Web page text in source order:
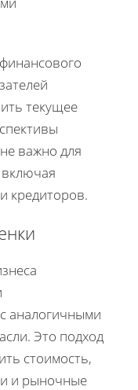
текущее
важно для
кредиторов.
аналогичными
Это подход
стоимость,
и рыночные